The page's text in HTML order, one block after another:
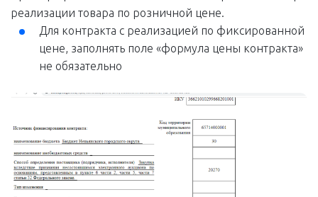
реализации товара по розничной цене.
Для контракта с реализацией по фиксированной
цене, заполнять поле «формула цены контракта»
не обязательно